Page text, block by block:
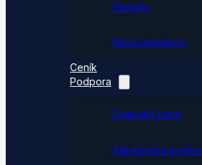
Shopify
WooCommerce
Ceník
Podpora
Znalostní báze
Zákaznická